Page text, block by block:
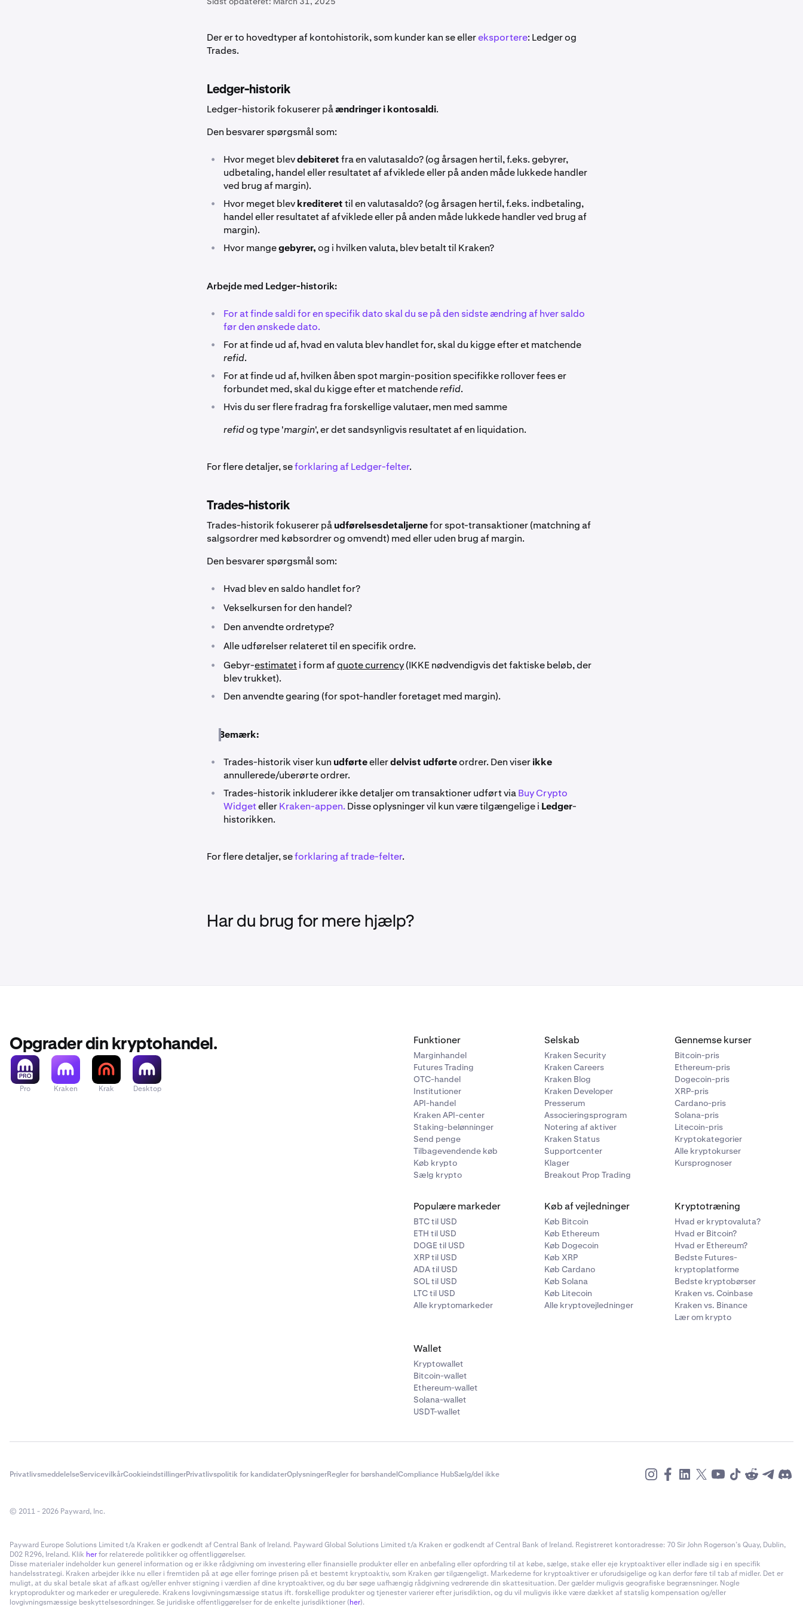
Der er to hovedtyper af kontohistorik, som kunder kan se ellereksportere: Ledger og
Trades.
Ledger-historik
Ledger-historik fokuserer påændringer i kontosaldi.
Den besvarer spørgsmål som:
• Hvor meget blevdebiteretfra en valutasaldo? (og årsagen hertil, f.eks. gebyrer,
udbetaling, handel eller resultatet af afviklede eller på anden måde lukkede handler
ved brug af margin).
• Hvor meget blevkrediterettil en valutasaldo? (og årsagen hertil, f.eks. indbetaling,
handel eller resultatet af afviklede eller på anden måde lukkede handler ved brug af
margin).
• Hvor mangegebyrer,og i hvilken valuta, blev betalt til Kraken?
Arbejde med Ledger-historik:
•
For at finde saldi for en specifik dato skal du se på den sidste ændring af hver saldo
før den ønskede dato.
•
For at finde ud af, hvad en valuta blev handlet for, skal du kigge efter et matchende
refid.
•
For at finde ud af, hvilken åben spot margin-position specifikke rollover fees er
forbundet med, skal du kigge efter et matchenderefid.
•
Hvis du ser flere fradrag fra forskellige valutaer, men med samme
refidog type 'margin', er det sandsynligvis resultatet af en liquidation.
For flere detaljer, seforklaring af Ledger-felter.
Trades-historik
Trades-historik fokuserer påudførelsesdetaljernefor spot-transaktioner (matchning af
salgsordrer med købsordrer og omvendt) med eller uden brug af margin.
Den besvarer spørgsmål som:
• Hvad blev en saldo handlet for?
• Vekselkursen for den handel?
• Den anvendte ordretype?
• Alle udførelser relateret til en specifik ordre.
• Gebyr-estimateti form afquote currency(IKKE nødvendigvis det faktiske beløb, der
blev trukket).
• Den anvendte gearing (for spot-handler foretaget med margin).
Bemærk:
• Trades-historik viser kun udførteellerdelvist udførteordrer. Den viserikke
annullerede/uberørte ordrer.
• Trades-historik inkluderer ikke detaljer om transaktioner udført viaBuy Crypto
WidgetellerKraken-appen. Disse oplysninger vil kun være tilgængelige i Ledger-
historikken.
For flere detaljer, seforklaring af trade-felter.
Har du brug for mere hjælp?
Opgrader din kryptohandel.
Pro Kraken Krak Desktop
Funktioner
Marginhandel
Futures Trading
OTC-handel
Institutioner
API-handel
Kraken API-center
Staking-belønninger
Send penge
Tilbagevendende køb
Køb krypto
Sælg krypto
Selskab
Kraken Security
Kraken Careers
Kraken Blog
Kraken Developer
Presserum
Associeringsprogram
Notering af aktiver
Kraken Status
Supportcenter
Klager
Breakout Prop Trading
Gennemse kurser
Bitcoin-pris
Ethereum-pris
Dogecoin-pris
XRP-pris
Cardano-pris
Solana-pris
Litecoin-pris
Kryptokategorier
Alle kryptokurser
Kursprognoser
Populære markeder
BTC til USD
ETH til USD
DOGE til USD
XRP til USD
ADA til USD
SOL til USD
LTC til USD
Alle kryptomarkeder
Køb af vejledninger
Køb Bitcoin
Køb Ethereum
Køb Dogecoin
Køb XRP
Køb Cardano
Køb Solana
Køb Litecoin
Alle kryptovejledninger
Kryptotræning
Hvad er kryptovaluta?
Hvad er Bitcoin?
Hvad er Ethereum?
Bedste Futures-
kryptoplatforme
Bedste kryptobørser
Kraken vs. Coinbase
Kraken vs. Binance
Lær om krypto
Wallet
Kryptowallet
Bitcoin-wallet
Ethereum-wallet
Solana-wallet
USDT-wallet
PrivatlivsmeddelelseServicevilkårCookieindstillingerPrivatlivspolitik for kandidaterOplysningerRegler for børshandelCompliance HubSælg/del ikke
© 2011 - 2026 Payward, Inc.
Payward Europe Solutions Limited t/a Kraken er godkendt af Central Bank of Ireland. Payward Global Solutions Limited t/a Kraken er godkendt af Central Bank of Ireland. Registreret kontoradresse: 70 Sir John Rogerson’s Quay, Dublin,
D02 R296, Ireland. Klik herfor relaterede politikker og offentliggørelser.
Disse materialer indeholder kun generel information og er ikke rådgivning om investering eller finansielle produkter eller en anbefaling eller opfordring til at købe, sælge, stake eller eje kryptoaktiver eller indlade sig i en specifik
handelsstrategi. Kraken arbejder ikke nu eller i fremtiden på at øge eller forringe prisen på et bestemt kryptoaktiv, som Kraken gør tilgængeligt. Markederne for kryptoaktiver er uforudsigelige og kan derfor føre til tab af midler. Det er
muligt, at du skal betale skat af afkast og/eller enhver stigning i værdien af dine kryptoaktiver, og du bør søge uafhængig rådgivning vedrørende din skattesituation. Der gælder muligvis geografiske begrænsninger. Nogle
kryptoprodukter og markeder er uregulerede. Krakens lovgivningsmæssige status ift. forskellige produkter og tjenester varierer efter jurisdiktion, og du vil muligvis ikke være dækket af statslig kompensation og/eller
lovgivningsmæssige beskyttelsesordninger. Se juridiske offentliggørelser for de enkelte jurisdiktioner (her).